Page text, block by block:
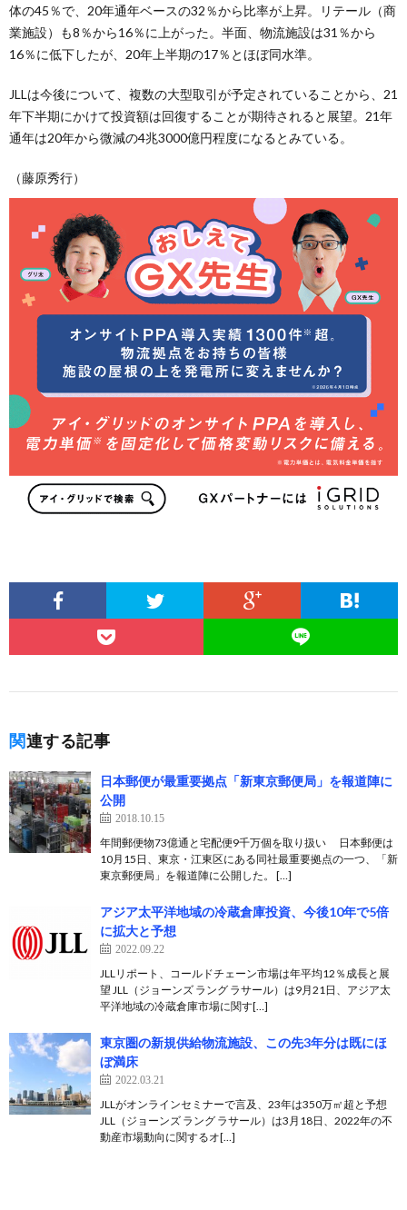
体の45％で、20年通年ベースの32％から比率が上昇。リテール（商
業施設）も8％から16％に上がった。半面、物流施設は31％から
16％に低下したが、20年上半期の17％とほぼ同水準。
JLLは今後について、複数の大型取引が予定されていることから、21
年下半期にかけて投資額は回復することが期待されると展望。21年
通年は20年から微減の4兆3000億円程度になるとみている。
（藤原秀行）
関連する記事
日本郵便が最重要拠点「新東京郵便局」を報道陣に
公開
2018.10.15
年間郵便物73億通と宅配便9千万個を取り扱い 日本郵便は
10月15日、東京・江東区にある同社最重要拠点の一つ、「新
東京郵便局」を報道陣に公開した。 […]
アジア太平洋地域の冷蔵倉庫投資、今後10年で5倍
に拡大と予想
2022.09.22
JLLリポート、コールドチェーン市場は年平均12％成長と展
望 JLL（ジョーンズ ラング ラサール）は9月21日、アジア太
平洋地域の冷蔵倉庫市場に関す[…]
東京圏の新規供給物流施設、この先3年分は既にほ
ぼ満床
2022.03.21
JLLがオンラインセミナーで言及、23年は350万㎡超と予想
JLL（ジョーンズ ラング ラサール）は3月18日、2022年の不
動産市場動向に関するオ[…]